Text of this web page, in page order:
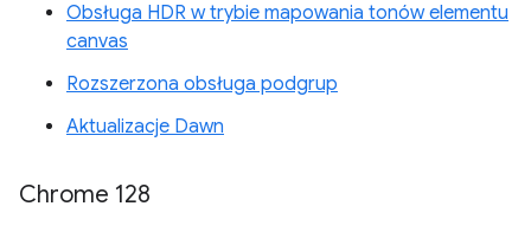
Obsługa HDR w trybie mapowania tonów elementu
canvas
Rozszerzona obsługa podgrup
Aktualizacje Dawn
Chrome 128